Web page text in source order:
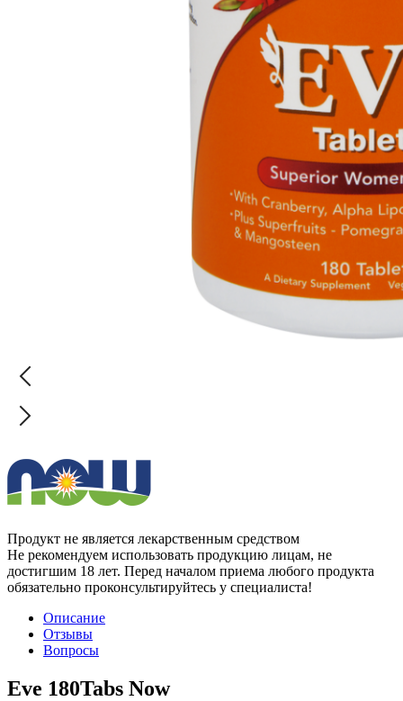
Продукт не является лекарственным средством
Не рекомендуем использовать продукцию лицам, не
достигшим 18 лет. Перед началом приема любого продукта
обязательно проконсультируйтесь у специалиста!
Описание
Отзывы
Вопросы
Eve 180Tabs Now